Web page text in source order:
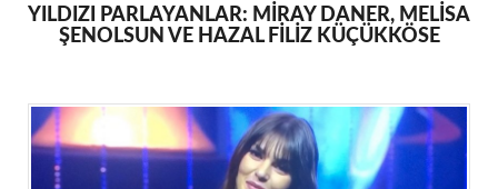
YILDIZI PARLAYANLAR: MİRAY DANER, MELİSA
ŞENOLSUN VE HAZAL FİLİZ KÜÇÜKKÖSE